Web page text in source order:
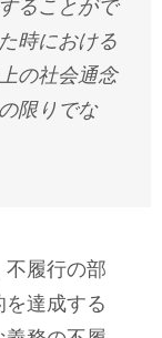
ることがで
時における
の社会通念
限りでな
不履行の部
達成する